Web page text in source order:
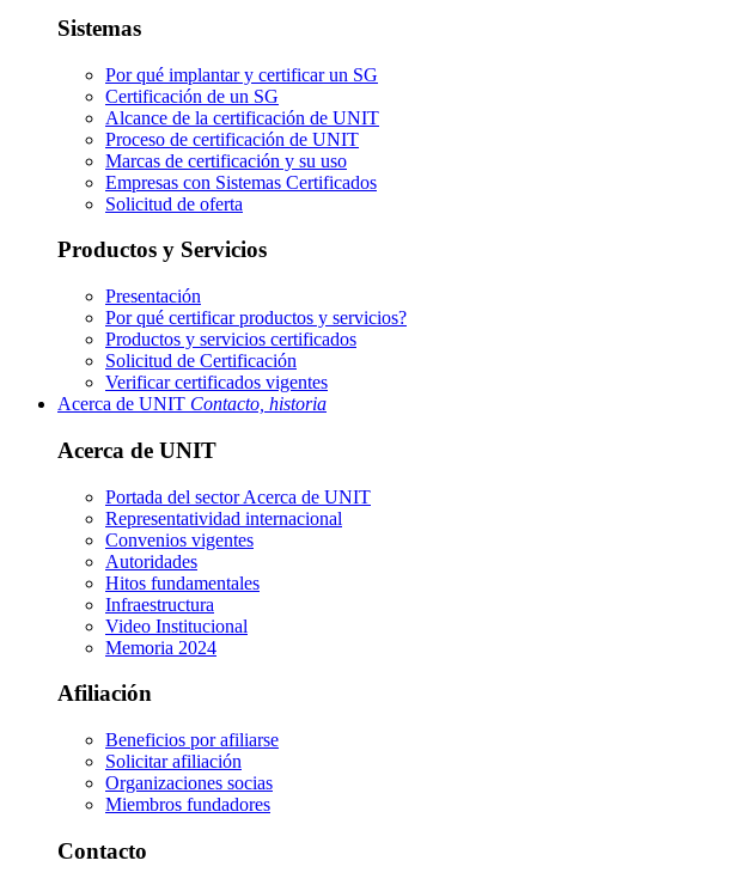
Sistemas
Por qué implantar y certificar un SG
Certificación de un SG
Alcance de la certificación de UNIT
Proceso de certificación de UNIT
Marcas de certificación y su uso
Empresas con Sistemas Certificados
Solicitud de oferta
Productos y Servicios
Presentación
Por qué certificar productos y servicios?
Productos y servicios certificados
Solicitud de Certificación
Verificar certificados vigentes
Acerca de UNIT Contacto, historia
Acerca de UNIT
Portada del sectorAcerca de UNIT
Representatividad internacional
Convenios vigentes
Autoridades
Hitos fundamentales
Infraestructura
Video Institucional
Memoria 2024
Afiliación
Beneficios por afiliarse
Solicitar afiliación
Organizaciones socias
Miembros fundadores
Contacto